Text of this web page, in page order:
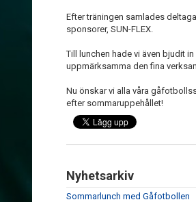
Efter träningen samlades
sponsorer, SUN-FLEX.
Till lunchen hade vi även bjudit
uppmärksamma den fina
Nu önskar vi alla våra
efter sommaruppehållet!
Nyhetsarkiv
Sommarlunch med Gåfotbollen